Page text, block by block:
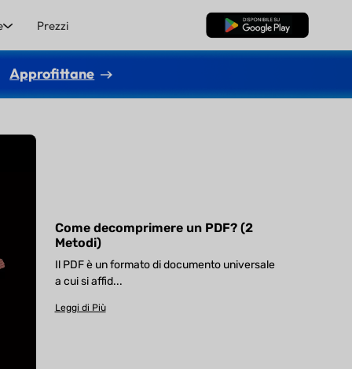
Prezzi Download Gratis
Approfittane
Come decomprimere un PDF? (2
Metodi)
Il PDF è un formato di documento universale
a cui si affid...
Leggi di Più